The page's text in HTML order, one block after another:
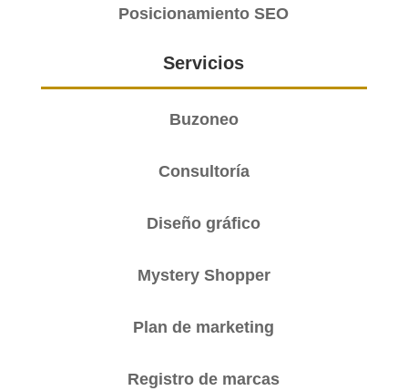
Posicionamiento SEO
Servicios
Buzoneo
Consultoría
Diseño gráfico
Mystery Shopper
Plan de marketing
Registro de marcas